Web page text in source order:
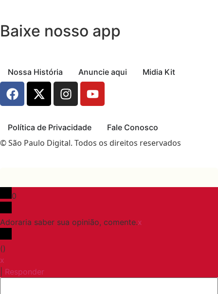
Baixe nosso app
Nossa História Anuncie aqui Midia Kit
Política de Privacidade Fale Conosco
© São Paulo Digital. Todos os direitos reservados
0
Adoraria saber sua opinião, comente.x
()
x
Responder